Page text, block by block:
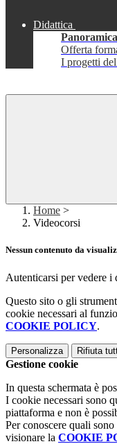
Didattica
Panoramica
Offerta
I progetti
Home >
Videocorsi
Nessun contenuto da
Autenticarsi per vedere i
Questo sito o gli
cookie necessari al
COOKIE POLICY.
Personalizza Rifiuta
Gestione cookie
In questa schermata è
I cookie necessari sono
piattaforma e non è
Per conoscere quali
visionare la COOKIE